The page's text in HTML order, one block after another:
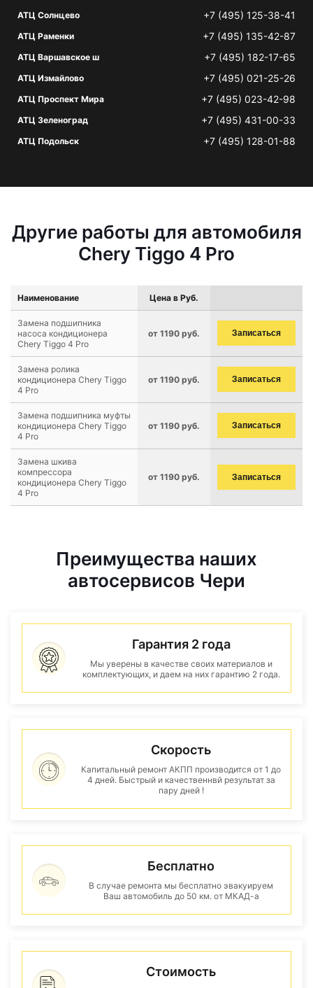
АТЦ Солнцево +7 (495) 125-38-41
АТЦ Раменки +7 (495) 135-42-87
АТЦ Варшавское ш +7 (495) 182-17-65
АТЦ Измайлово +7 (495) 021-25-26
АТЦ Проспект Мира +7 (495) 023-42-98
АТЦ Зеленоград +7 (495) 431-00-33
АТЦ Подольск +7 (495) 128-01-88
Другие работы для автомобиля
Chery Tiggo 4 Pro
Наименование Цена в Руб.
Замена подшипника
насоса кондиционера
Chery Tiggo 4 Pro
от 1190 руб. Записаться
Замена ролика
кондиционера Chery Tiggo
4 Pro
от 1190 руб. Записаться
Замена подшипника муфты
кондиционера Chery Tiggo
4 Pro
от 1190 руб. Записаться
Замена шкива
компрессора
кондиционера Chery Tiggo
4 Pro
от 1190 руб. Записаться
Преимущества наших
автосервисов Чери
Гарантия 2 года
Мы уверены в качестве своих материалов и
комплектующих, и даем на них гарантию 2 года.
Скорость
Капитальный ремонт АКПП производится от 1 до
4 дней. Быстрый и качественнвй результат за
пару дней !
Бесплатно
В случае ремонта мы бесплатно эвакуируем
Ваш автомобиль до 50 км. от МКАД-а
Стоимость